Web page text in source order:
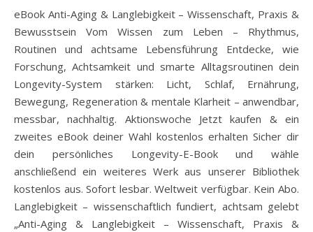
eBook Anti-Aging & Langlebigkeit – Wissenschaft, Praxis &
Bewusstsein Vom Wissen zum Leben – Rhythmus,
Routinen und achtsame Lebensführung Entdecke, wie
Forschung, Achtsamkeit und smarte Alltagsroutinen dein
Longevity-System stärken: Licht, Schlaf, Ernährung,
Bewegung, Regeneration & mentale Klarheit – anwendbar,
messbar, nachhaltig. Aktionswoche Jetzt kaufen & ein
zweites eBook deiner Wahl kostenlos erhalten Sicher dir
dein persönliches Longevity-E-Book und wähle
anschließend ein weiteres Werk aus unserer Bibliothek
kostenlos aus. Sofort lesbar. Weltweit verfügbar. Kein Abo.
Langlebigkeit – wissenschaftlich fundiert, achtsam gelebt
„Anti-Aging & Langlebigkeit – Wissenschaft, Praxis &